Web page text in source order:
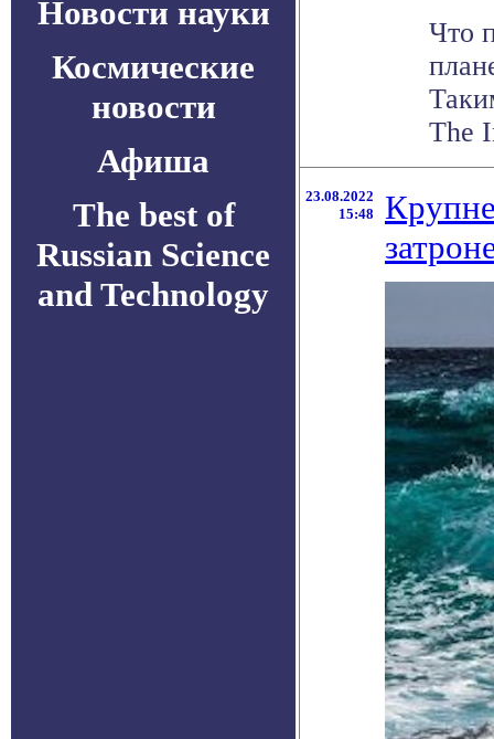
Новости науки
Космические
новости
Афиша
The best of
Russian Science
and Technology
Что
The
23.08.2022
15:48